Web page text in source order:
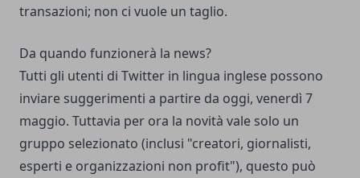
transazioni; non ci vuole un taglio.
Da quando funzionerà la news?
Tutti gli utenti di Twitter in lingua inglese possono
inviare suggerimenti a partire da oggi, venerdì 7
maggio. Tuttavia per ora la novità vale solo un
gruppo selezionato (inclusi "creatori, giornalisti,
esperti e organizzazioni non profit"), questo può